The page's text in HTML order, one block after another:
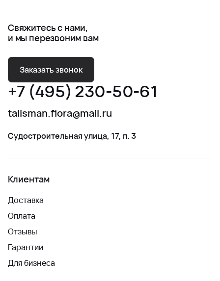
Свяжитесь с нами,
и мы перезвоним вам
Заказать звонок
+7 (495) 230-50-61
talisman.flora@mail.ru
Судостроительная улица, 17, п. 3
Клиентам
Доставка
Оплата
Отзывы
Гарантии
Для бизнеса